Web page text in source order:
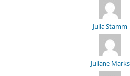
Julia Stamm
Juliane Marks